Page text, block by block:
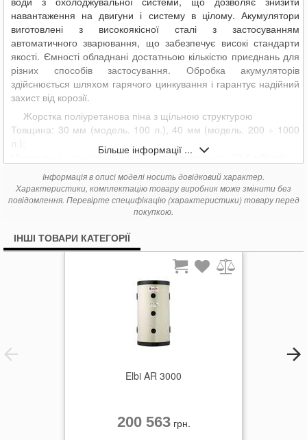
навантаження на двигуни і систему в цілому. Акумулятори
виготовлені з високоякісної сталі з застосуванням
автоматичного зварювання, що забезпечує високі стандарти
якості. Ємності обладнані достатньою кількістю приєднань для
різних способів застосування. Обробка акумуляторів
здійснюється шляхом гарячого цинкування і гарантує надійний
захист від корозії.
Жорстка поліуретанова піна з щільною структурою
Товщина: 30 мм (модель. 100 л.), 40 мм (модель. 200 ÷ 1000
л.);
Мінімальна щільність 40 кг/м3; Теплопровідність 23,5 мВт/мК;
Зовнішнє оздоблення: синій (мод. 100 л.), Сірий полістирол
RAL 9006 (мод. 200 ÷ 1000 л.);
AR 1500 ÷ AR 5000 Сітчастий поліетилен
Товщина: 20 мм Теплопровідність 37,0 мВт/мК;
Зовнішнє оздоблення: синій
РОБОЧИЙ ТИСК:
РОБОЧА ТЕМПЕРАТУРА:
Всі моделі мають робочу температуру від -10 ° до + 50 ° C
Більше інформації ...
Інформація в описі моделі носить довідковий характер.
Характеристики, комплектацію товару виробник може змінити без
повідомлення. Перевірте специфікацію (характеристики) товару перед
покупкою.
ІНШІ ТОВАРИ КАТЕГОРІЇ
Elbi AR 3000
200 563грн.